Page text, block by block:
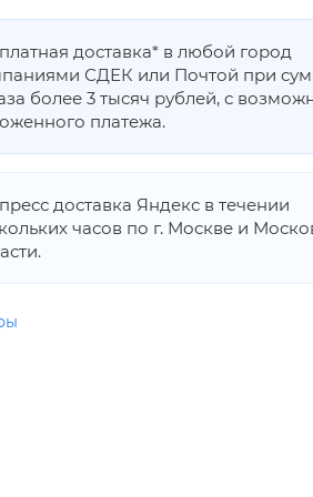
доставка* в любой город
СДЕК или Почтой при
более 3 тысяч рублей, с
платежа.
доставка Яндекс в течении
часов по г. Москве и